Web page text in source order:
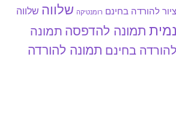
ציור להורדה בחינם רומנטיקה שלווה שלווה
תמונה להדפסה תמונה
בחינם תמונה להורדה